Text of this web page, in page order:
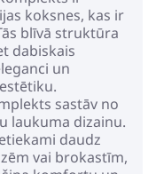
koksnes, kas ir
blīvā struktūra
dabiskais
un
sastāv no
laukuma dizainu.
daudz
vai brokastīm,